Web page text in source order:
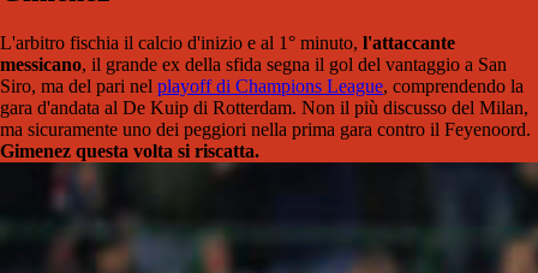
L'arbitro fischia il calcio d'inizio e al 1° minuto, l'attaccante
messicano, il grande ex della sfida segna il gol del vantaggio a San
Siro, ma del pari nel playoff di Champions League, comprendendo la
gara d'andata al De Kuip di Rotterdam. Non il più discusso del Milan,
ma sicuramente uno dei peggiori nella prima gara contro il Feyenoord.
Gimenez questa volta si riscatta.